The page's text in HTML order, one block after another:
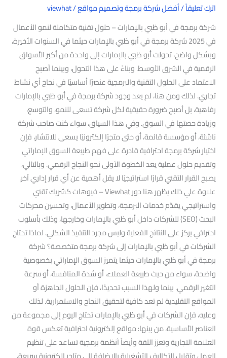
اترك تعليقاً/أفضل شركة برمجة وتصميم مواقع/
viewhat
شركة برمجة في أبو ظبي بالإمارات – حلول تقنية متكاملة لنمو الأعمال
في 2025 شركة برمجة في أبو ظبي بالإمارات حيثما في السنوات الأخيرة،
وبشكل واضح، تحولت أبو ظبي بالإمارات إلى واحدة من أكبر الأسواق
الرقمية في الشرق الأوسط. وبناءً على هذا التحول، وبينما أصبح
الاعتماد على الحلول التقنية والبرمجية عنصرًا أساسيًا في نجاح أي نشاط
تجاري. لذلك ومن هنا، لم يعد وجود شركة برمجة في أبو ظبي بالإمارات
رفاهية، بل أصبح ضرورة حقيقية لكل شركة تسعى للنمو، والتوسع،
وزيادة حصتها في السوق. وفي هذا السياق، سواء كنت صاحب شركة
ناشئة، أو مؤسسة قائمة، أو حتى متجرًا إلكترونيًا يسعى للانتشار، فإن
اختيار شركة برمجة احترافية قادرة على فهم طبيعة السوق الإماراتي
وتقديم حلول عملية يعد الخطوة الأولى نحو النجاح الرقمي. وبالتالي،
يصبح القرار التقني قرارًا استراتيجيًا لا يقل أهمية عن أي قرار إداري آخر.
علاوة علي ذلك يظهر هنا دور Viewhat – فيوهات كشريك تقني
واستراتيجي يقدّم خدمات البرمجة، وتطوير الأعمال، وتحسين محركات
البحث (SEO) للشركات داخل أبو ظبي بالإمارات وخارجها، وذلك بأسلوب
احترافي يركز على النتائج الفعلية وليس مجرد التنفيذ الشكلي. لماذا تحتاج
الشركات في أبو ظبي بالإمارات إلى شركة برمجة متخصصة؟ شركة
برمجة في أبو ظبي بالإمارات حيثما يتميز السوق الإماراتي بخصوصية
واضحة، سواء من حيث طبيعة العملاء، أو شدة المنافسة، أو سرعة
التغير الرقمي. بينما ولهذا السبب تحديدًا، فإن الحلول الجاهزة أو
المواقع التقليدية لم تعد كافية لتحقيق النجاح والاستمرارية. لذلك
وعليه، فإن الشركات في أبو ظبي بالإمارات تحتاج اليوم إلى مجموعة من
العناصر الأساسية، من بينها: مواقع إلكترونية احترافية تعكس قوة
العلامة التجارية وتعزز الثقة وأيضاً أنظمة برمجية تساعد على تنظيم